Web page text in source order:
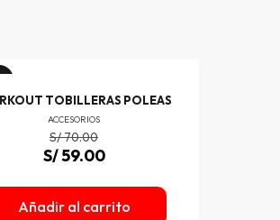
TOBILLERAS POLEAS
ACCESORIOS
S/70.00
S/59.00
Añadir al carrito